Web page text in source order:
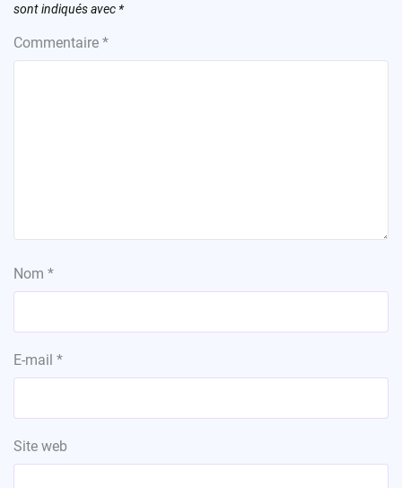
sont indiqués avec *
Commentaire *
Nom *
E-mail *
Site web